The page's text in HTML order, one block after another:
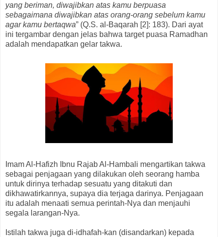
yang beriman, diwajibkan atas kamu berpuasa
sebagaimana diwajibkan atas orang-orang sebelum kamu
agar kamu bertaqwa” (Q.S. al-Baqarah [2]: 183). Dari ayat
ini tergambar dengan jelas bahwa target puasa Ramadhan
adalah mendapatkan gelar takwa.
Imam Al-Hafizh Ibnu Rajab Al-Hambali mengartikan takwa
sebagai penjagaan yang dilakukan oleh seorang hamba
untuk dirinya terhadap sesuatu yang ditakuti dan
dikhawatirkannya, supaya dia terjaga darinya. Penjagaan
itu adalah menaati semua perintah-Nya dan menjauhi
segala larangan-Nya.
Istilah takwa juga di-idhafah-kan (disandarkan) kepada